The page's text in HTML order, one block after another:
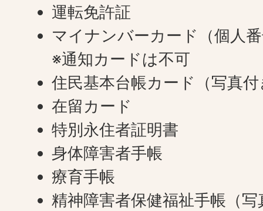
運転免許証
マイナンバーカード（個人
※通知カードは不可
住民基本台帳カード（写真
在留カード
特別永住者証明書
身体障害者手帳
療育手帳
精神障害者保健福祉手帳（